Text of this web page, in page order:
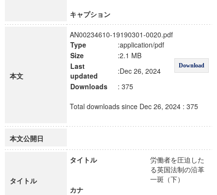
キャプション
本文
AN00234610-19190301-0020.pdf
Type
:application/pdf
Download
Size
:2.1 MB
Last
updated
:Dec 26, 2024
Downloads
: 375
Total downloads since Dec 26, 2024 : 375
本文公開日
タイトル
タイトル
労働者を圧迫した
る英国法制の沿革
一斑（下）
カナ